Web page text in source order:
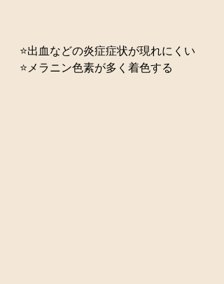
⭐️出血などの炎症症状が現れにくい
⭐️メラニン色素が多く着色する